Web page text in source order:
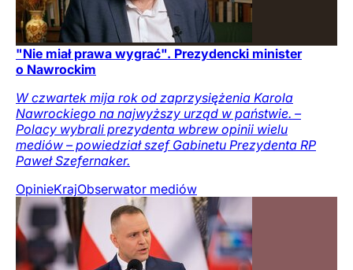
"Nie miał prawa wygrać". Prezydencki minister
o Nawrockim
W czwartek mija rok od zaprzysiężenia Karola
Nawrockiego na najwyższy urząd w państwie. –
Polacy wybrali prezydenta wbrew opinii wielu
mediów – powiedział szef Gabinetu Prezydenta RP
Paweł Szefernaker.
OpinieKrajObserwator mediów